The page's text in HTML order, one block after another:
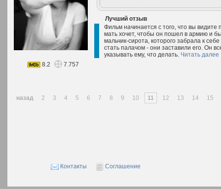
Лучший отзыв
Фильм начинается с того, что вы
мать хочет, чтобы он пошел в армию и
мальчик-сирота, которого забрала к
стать палачом - они заставили его. Он
указывать ему, что делать. Читать далее
8.2
7.757
назад 2 3 4 5 6 7 8 9 10 11 12 13 14 15
Контакты Соглашение